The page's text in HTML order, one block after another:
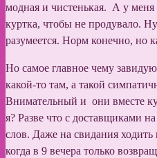
модная и чистенькая. А у
куртка, чтобы не продувало.
разумеется. Норм конечно, но
Но самое главное чему
какой-то там, а такой
Внимательный и они вместе
я? Разве что с доставщиками
слов. Даже на свидания ходить
когда в 9 вечера только